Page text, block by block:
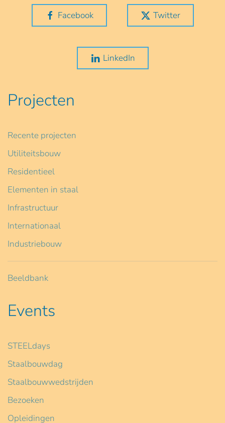
Facebook Twitter
LinkedIn
Projecten
Recente projecten
Utiliteitsbouw
Residentieel
Elementen in staal
Infrastructuur
Internationaal
Industriebouw
Beeldbank
Events
STEELdays
Staalbouwdag
Staalbouwwedstrijden
Bezoeken
Opleidingen